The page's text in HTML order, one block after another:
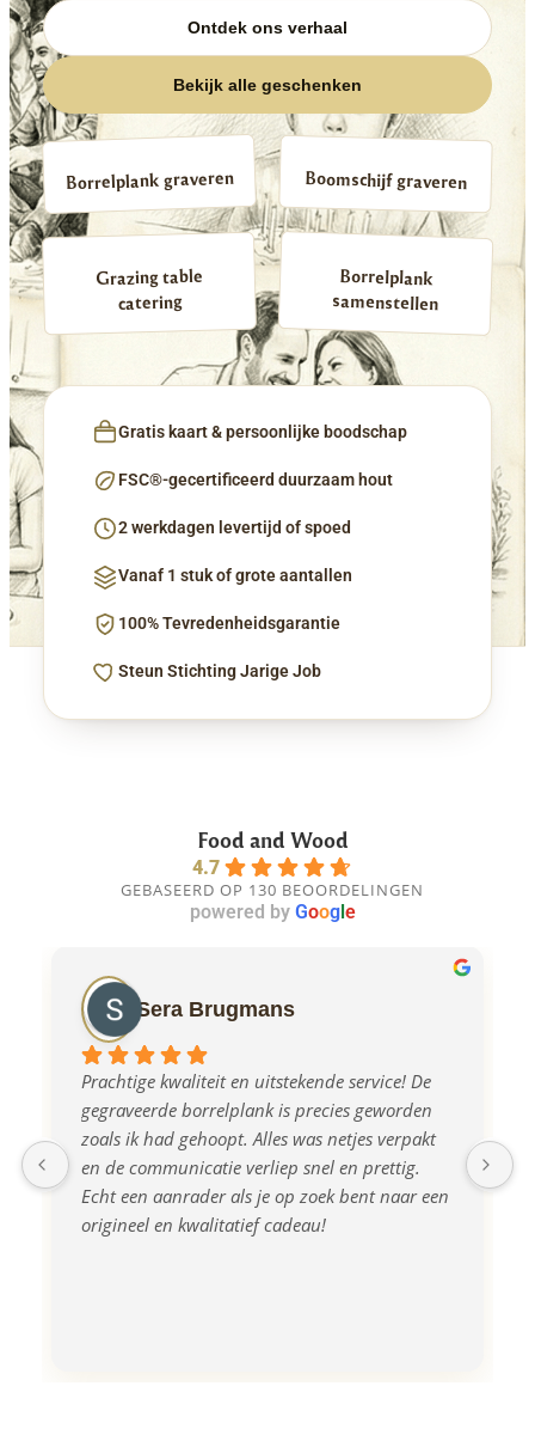
Ontdek ons verhaal
Bekijk alle geschenken
Borrelplank graveren Boomschijf graveren
Grazing table
catering
Borrelplank
samenstellen
Gratis kaart & persoonlijke boodschap
FSC®-gecertificeerd duurzaam hout
2 werkdagen levertijd of spoed
Vanaf 1 stuk of grote aantallen
100% Tevredenheidsgarantie
Steun Stichting Jarige Job
Food and Wood
4.7
GEBASEERD OP 130 BEOORDELINGEN
powered by Googl e
Sera Brugmans
Prachtige kwaliteit en uitstekende service! De
gegraveerde borrelplank is precies geworden
zoals ik had gehoopt. Alles was netjes verpakt
en de communicatie verliep snel en prettig.
Echt een aanrader als je op zoek bent naar een
origineel en kwalitatief cadeau!